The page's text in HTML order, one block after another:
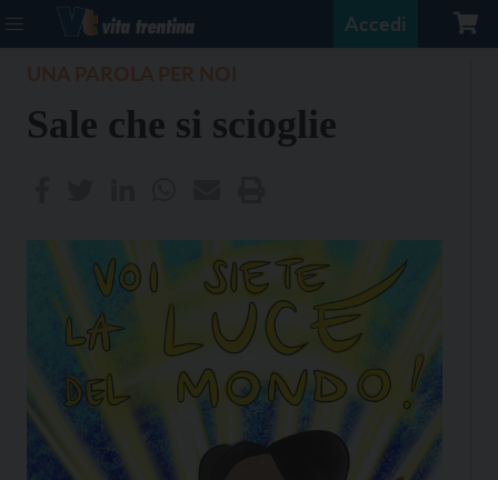
Accedi
Sale che si scioglie